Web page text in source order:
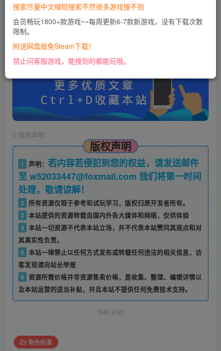
您当前未登录！建议登陆后购买，可保存购买订单
账号密码错误或需要验证码，进售后扣裙1050974489
使用教程：
https://docs.qq.com/doc/DU0VHUUFRS2xDa1Jp
© 版权声明
版权声明
1 声明： 若内容若侵犯到您的权益，请发送邮件
至 w52033447@foxmail.com 我们将第一时间
处理，敬请谅解！
2
所有资源仅限于参考和试玩学习，版权归原开发者所有。
3 本站提供的资源转载自国内外各大媒体和网络，仅供体验
4 本站一切资源不代表本站立场，并不代表本站赞同其观点和对
其真实性负责。
5 本站一律禁止以任何方式发布或转载任何违法的相关信息，访
客发现请向站长举报
6
资源所需价格并非资源售卖价格，是收集、整理、编辑详情以
及本站运营的适当补贴，并且本站不提供任何免费技术支持。
THE END
角色扮演
搜索尽量中文缩短搜索不然很多游戏搜不到
会员畅玩1800+款游戏~~每周更新6-7款新游戏，没有下载次数
限制。
附送网盘版免Steam下载！
禁止问客服游戏，能搜到的都能玩哦。